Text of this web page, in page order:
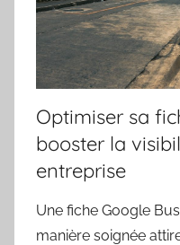
Optimiser sa
booster la
entreprise
Une fiche Google
manière soignée